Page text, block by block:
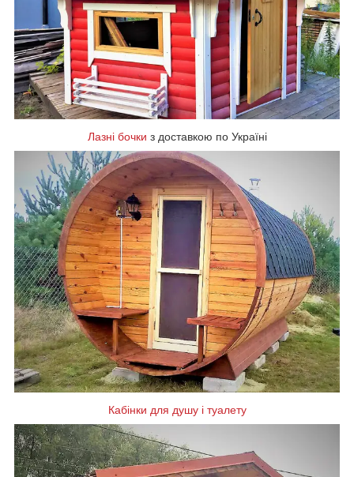
Лазні бочки з доставкою по Україні
Кабінки для душу і туалету